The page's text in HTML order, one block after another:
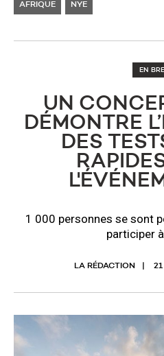
AFRIQUE NYE
EN
UN
DÉMONTRE
DES
1 000 personnes se sont
participer
LA RÉDACTION